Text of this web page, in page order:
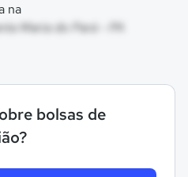
na
Maria do Pará - PA
bolsas de